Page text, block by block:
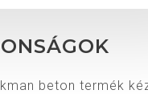
beton termék